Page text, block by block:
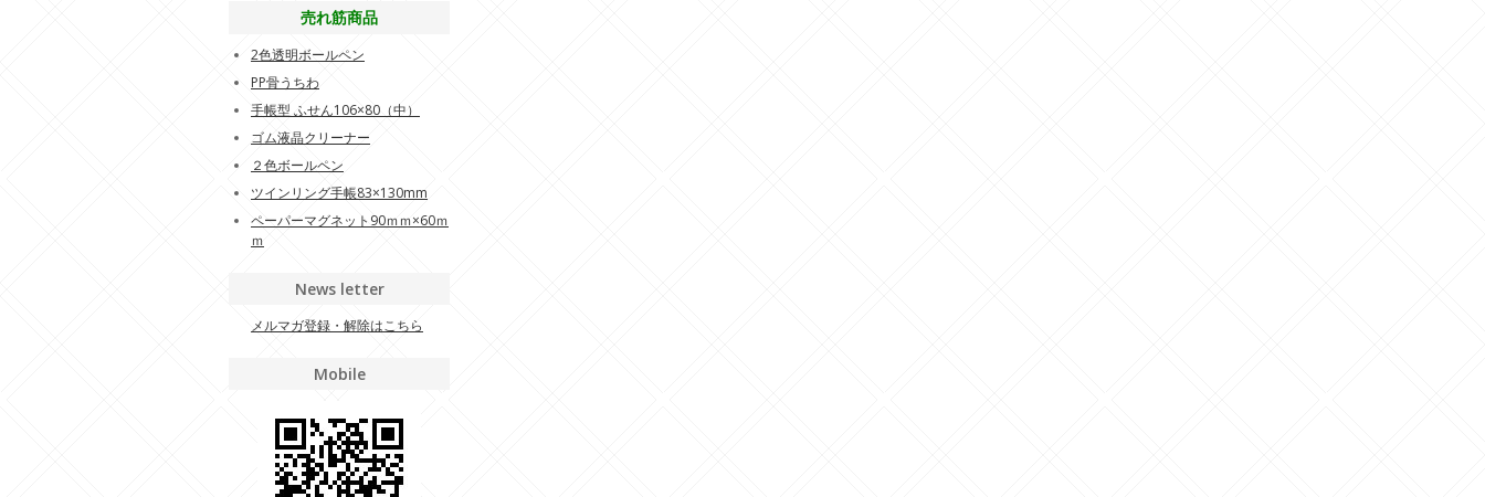
売れ筋商品
2色透明ボールペン
PP骨うちわ
手帳型 ふせん106×80（中）
ゴム液晶クリーナー
２色ボールペン
ツインリング手帳83×130mm
ペーパーマグネット90ｍｍ×60ｍ
ｍ
News letter
メルマガ登録・解除はこちら
Mobile